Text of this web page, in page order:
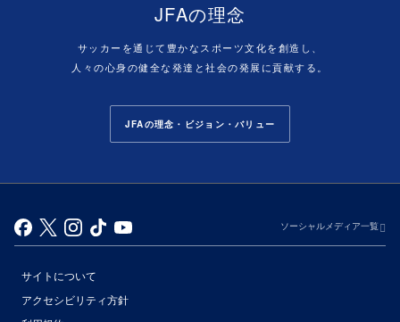
JFAの理念
サッカーを通じて豊かなスポーツ文化を創造し、
人々の心身の健全な発達と社会の発展に貢献する。
JFAの理念・ビジョン・バリュー
ソーシャルメディア一覧
サイトについて
アクセシビリティ方針